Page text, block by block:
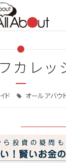
カレッ
ド オールアバウ